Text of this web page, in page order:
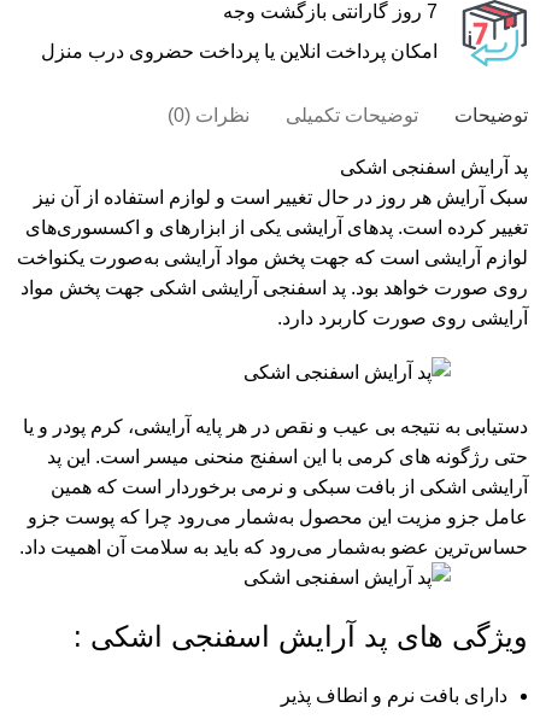
7 روز گارانتی بازگشت وجه
امکان پرداخت انلاین یا پرداخت حضروی درب منزل
توضیحات توضیحات تکمیلی نظرات (0)
پد آرایش اسفنجی اشکی
سبک آرایش هر روز در حال تغییر است و لوازم استفاده از آن نیز
تغییر کرده است. پدهای آرایشی یکی از ابزارهای و اکسسوری‌های
لوازم آرایشی است که جهت پخش مواد آرایشی به‌صورت یکنواخت
روی صورت خواهد بود. پد اسفنجی آرایشی اشکی جهت پخش مواد
آرایشی روی صورت کاربرد دارد.
دستیابی به نتیجه بی عیب و نقص در هر پایه آرایشی، کرم پودر و یا
حتی رژگونه های کرمی با این اسفنج منحنی میسر است. این پد
آرایشی اشکی از بافت سبکی و نرمی برخوردار است که همین
عامل جزو مزیت این محصول به‌شمار می‌رود چرا که پوست جزو
حساس‌ترین عضو به‌شمار می‌رود که باید به سلامت آن اهمیت داد.
ویژگی های پد آرایش اسفنجی اشکی :
دارای بافت نرم و انطاف پذیر